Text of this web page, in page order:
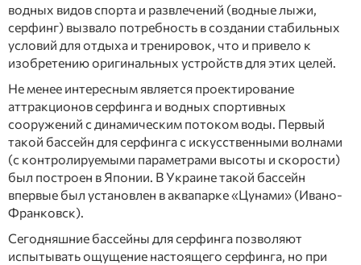
водных видов спорта и развлечений (водные лыжи,
серфинг) вызвало потребность в создании стабильных
условий для отдыха и тренировок, что и привело к
изобретению оригинальных устройств для этих целей.
Не менее интересным является проектирование
аттракционов серфинга и водных спортивных
сооружений с динамическим потоком воды. Первый
такой бассейн для серфинга с искусственными волнами
(с контролируемыми параметрами высоты и скорости)
был построен в Японии. В Украине такой бассейн
впервые был установлен в аквапарке «Цунами» (Ивано-
Франковск).
Сегодняшние бассейны для серфинга позволяют
испытывать ощущение настоящего серфинга, но при